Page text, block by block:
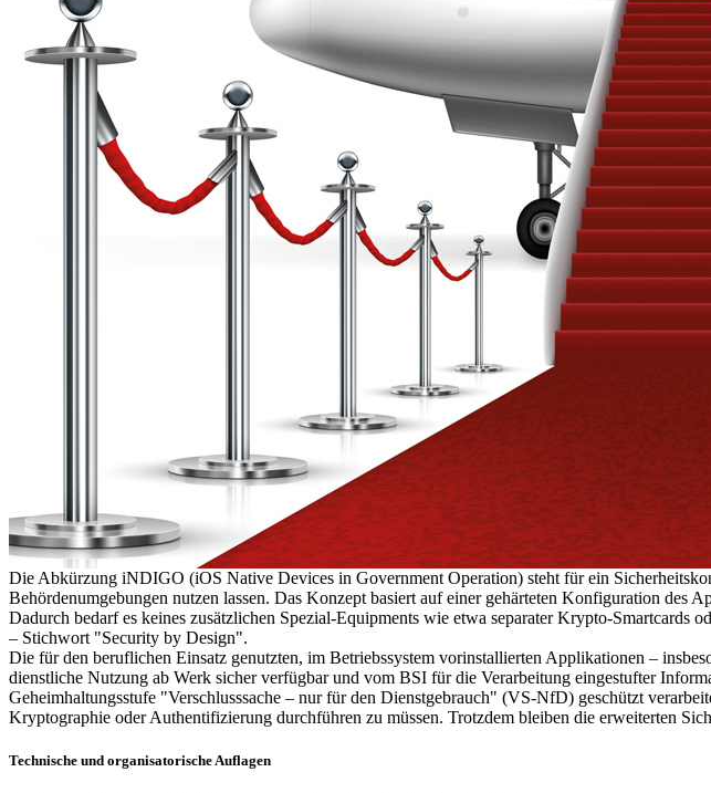
Die Abkürzung iNDIGO (iOS Native Devices in Government Operation) steht für ein
Behördenumgebungen nutzen lassen. Das Konzept basiert auf einer gehärteten Konfiguration des
Dadurch bedarf es keines zusätzlichen Spezial-Equipments wie etwa separater Krypto-
– Stichwort "Security by Design".
Die für den beruflichen Einsatz genutzten, im Betriebssystem vorinstallierten Applikationen –
dienstliche Nutzung ab Werk sicher verfügbar und vom BSI für die Verarbeitung eingestufter
Geheimhaltungsstufe "Verschlusssache – nur für den Dienstgebrauch" (VS-NfD) geschützt
Kryptographie oder Authentifizierung durchführen zu müssen. Trotzdem bleiben die erweiterten
Technische und organisatorische Auflagen